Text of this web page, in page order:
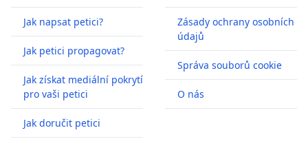
Jak napsat petici?
Jak petici propagovat?
Jak získat mediální pokrytí
pro vaši petici
Jak doručit petici
Zásady ochrany osobních
údajů
Správa souborů cookie
O nás